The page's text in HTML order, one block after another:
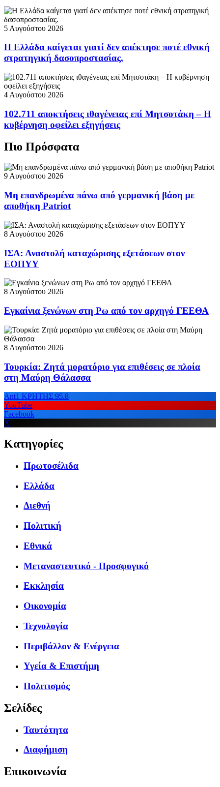
5 Αυγούστου 2026
Η Ελλάδα καίγεται γιατί δεν απέκτησε ποτέ εθνική
στρατηγική δασοπροστασίας.
4 Αυγούστου 2026
102.711 αποκτήσεις ιθαγένειας επί Μητσοτάκη – Η
κυβέρνηση οφείλει εξηγήσεις
Πιο Πρόσφατα
9 Αυγούστου 2026
Μη επανδρωμένα πάνω από γερμανική βάση με
αποθήκη Patriot
8 Αυγούστου 2026
ΙΣΑ: Αναστολή καταχώρισης εξετάσεων στον
ΕΟΠΥΥ
8 Αυγούστου 2026
Εγκαίνια ξενώνων στη Ρω από τον αρχηγό ΓΕΕΘΑ
8 Αυγούστου 2026
Τουρκία: Ζητά μορατόριο για επιθέσεις σε πλοία
στη Μαύρη Θάλασσα
Ant1 ΚΡΗΤΗΣ 95.8
YouTube
Facebook
X
Κατηγορίες
Πρωτοσέλιδα
Ελλάδα
Διεθνή
Πολιτική
Εθνικά
Μεταναστευτικό - Προσφυγικό
Εκκλησία
Οικονομία
Τεχνολογία
Περιβάλλον & Ενέργεια
Υγεία & Επιστήμη
Πολιτισμός
Σελίδες
Ταυτότητα
Διαφήμιση
Επικοινωνία